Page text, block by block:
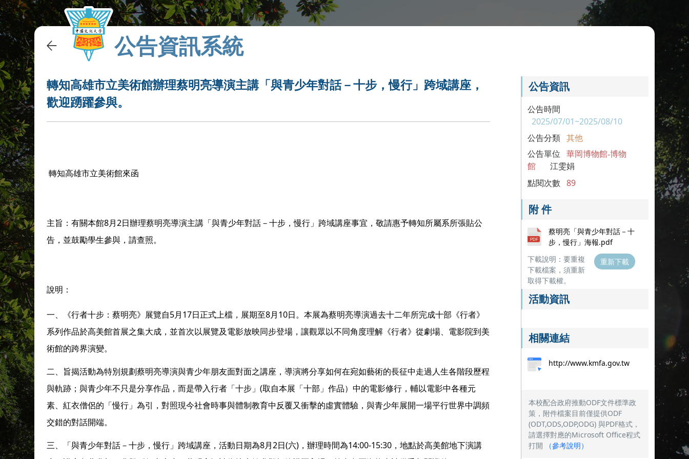
公告資訊系統
轉知高雄市立美術館辦理蔡明亮導演主講「與青少年對話－十步，慢行」跨域講座，
歡迎踴躍參與。
轉知高雄市立美術館來函
主旨：有關本館8月 2日辦理蔡明亮導演主講「與青少年對話－十步，慢行」跨域講座事宜，敬請惠予轉知所屬系所張貼公
告，並鼓勵學生參與，請查照。
說明：
一、《行者十步：蔡明亮》展覽自5月 17日正式上檔，展期至8月 10日。本展為蔡明亮導演過去十二年所完成十部《行者》
系列作品於高美館首展之集大成，並首次以展覽及電影放映同步登場，讓觀眾以不同角度理解《行者》從劇場、電影院到美
術館的跨界演變。
二、旨揭活動為特別規劃蔡明亮導演與青少年朋友面對面之講座，導演將分享如何在宛如藝術的長征中走過人生各階段歷程
與軌跡；與青少年不只是分享作品，而是帶入行者「十步」(取自本展「十部」作品）中的電影修行，輔以電影中各種元
素、紅衣僧侶的「慢行」為引，對照現今社會時事與體制教育中反覆又衝擊的虛實體驗，與青少年展開一場平行世界中調頻
交錯的對話開端。
三、「與青少年對話－十步，慢行」跨域講座，活動日期為8月 2日(六) ，辦理時間為14:00-15:30 ，地點於高美館地下演講
公告資訊
公告時間
2025/07/01~2025/08/10
公告分類 其他
公告單位
華岡博物館-博物
館
江雯娟
點閱次數 89
附 件
蔡明亮「與青少年對話－十
步，慢行」海報.pdf
下載說明：要重複
下載檔案，須重新
取得下載權。
重新下載
活動資訊
相關連結
http://www.kmfa.gov.tw
本校配合政府推動ODF文件標準政
策，附件檔案目前僅提供ODF
(ODT,ODS,ODP,ODG) 與PDF格式，
請選擇對應的Microsoft Office程式
打開
（參考說明）